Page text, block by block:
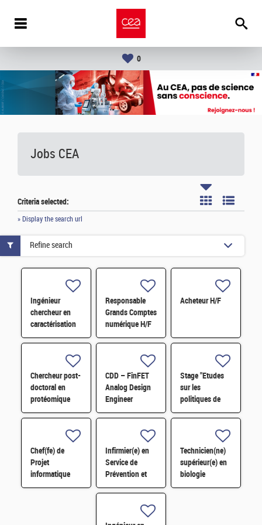
0
Jobs CEA
Criteria selected:
» Display the search url
Ingénieur
chercheur en
caractérisation
électrique des
mémoire H/F
H/F
Responsable
Grands Comptes
numérique H/F
Acheteur H/F
Chercheur post-
doctoral en
protéomique
H/F
CDD – FinFET
Analog Design
Engineer
Stage "Etudes
sur les
politiques de
dissuasion " H/F
Chef(fe) de
Projet
informatique
technique et
Infirmier(e) en
Service de
Prévention et
Santé au Travail
Technicien(ne)
supérieur(e) en
biologie
moléculaire,
Refine search